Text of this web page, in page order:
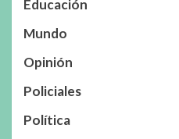
Educación
Mundo
Opinión
Policiales
Política